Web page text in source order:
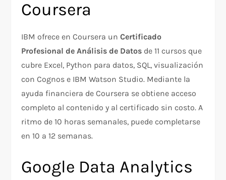
Coursera
IBM ofrece en Coursera unCertificado
Profesional de Análisis de Datos de 11 cursos que
cubre Excel, Python para datos, SQL, visualización
con Cognos e IBM Watson Studio. Mediante la
ayuda financiera de Coursera se obtiene acceso
completo al contenido y al certificado sin costo. A
ritmo de 10 horas semanales, puede completarse
en 10 a 12 semanas.
Google Data Analytics